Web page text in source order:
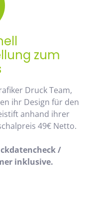
zum
Druck Team,
ihr Design für den
anhand ihrer
49€ Netto.
/
inklusive.